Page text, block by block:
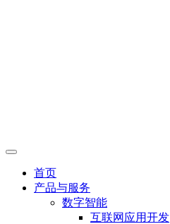
首页
产品与服务
数字智能
互联网应用开发